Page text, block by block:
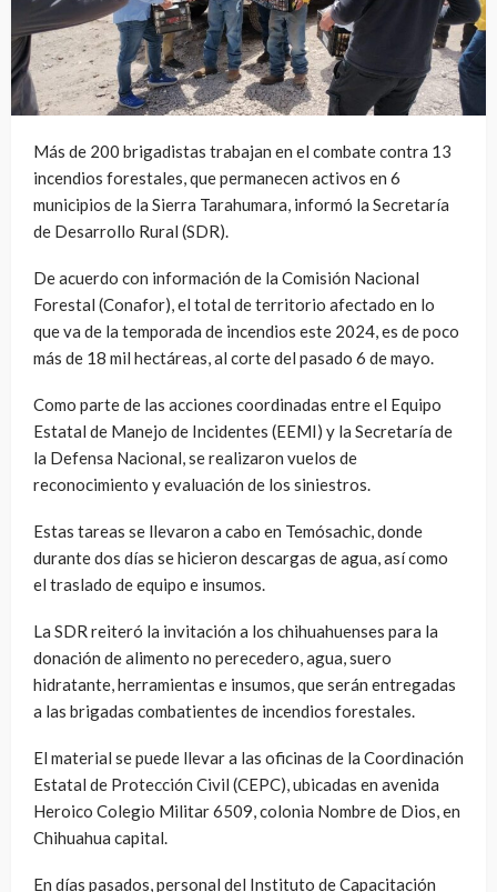
Más de 200 brigadistas trabajan en el combate contra 13
incendios forestales, que permanecen activos en 6
municipios de la Sierra Tarahumara, informó la Secretaría
de Desarrollo Rural (SDR).
De acuerdo con información de la Comisión Nacional
Forestal (Conafor), el total de territorio afectado en lo
que va de la temporada de incendios este 2024, es de poco
más de 18 mil hectáreas, al corte del pasado 6 de mayo.
Como parte de las acciones coordinadas entre el Equipo
Estatal de Manejo de Incidentes (EEMI) y la Secretaría de
la Defensa Nacional, se realizaron vuelos de
reconocimiento y evaluación de los siniestros.
Estas tareas se llevaron a cabo en Temósachic, donde
durante dos días se hicieron descargas de agua, así como
el traslado de equipo e insumos.
La SDR reiteró la invitación a los chihuahuenses para la
donación de alimento no perecedero, agua, suero
hidratante, herramientas e insumos, que serán entregadas
a las brigadas combatientes de incendios forestales.
El material se puede llevar a las oficinas de la Coordinación
Estatal de Protección Civil (CEPC), ubicadas en avenida
Heroico Colegio Militar 6509, colonia Nombre de Dios, en
Chihuahua capital.
En días pasados, personal del Instituto de Capacitación